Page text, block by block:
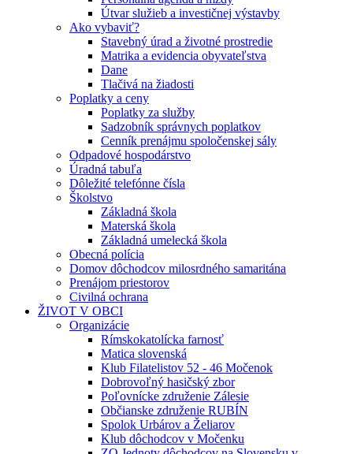
Útvar služieb a investičnej výstavby
Ako vybaviť?
Stavebný úrad a životné prostredie
Matrika a evidencia obyvateľstva
Dane
Tlačivá na žiadosti
Poplatky a ceny
Poplatky za služby
Sadzobník správnych poplatkov
Cenník prenájmu spoločenskej sály
Odpadové hospodárstvo
Úradná tabuľa
Dôležité telefónne čísla
Školstvo
Základná škola
Materská škola
Základná umelecká škola
Obecná polícia
Domov dôchodcov milosrdného samaritána
Prenájom priestorov
Civilná ochrana
ŽIVOT V OBCI
Organizácie
Rímskokatolícka farnosť
Matica slovenská
Klub Filatelistov 52 - 46 Močenok
Dobrovoľný hasičský zbor
Poľovnícke združenie Zálesie
Občianske združenie RUBÍN
Spolok Urbárov a Želiarov
Klub dôchodcov v Močenku